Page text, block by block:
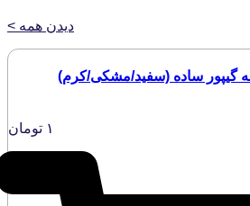
دیدن همه >
گیپور ساده (سفید/مشکی/کرم)
تومان